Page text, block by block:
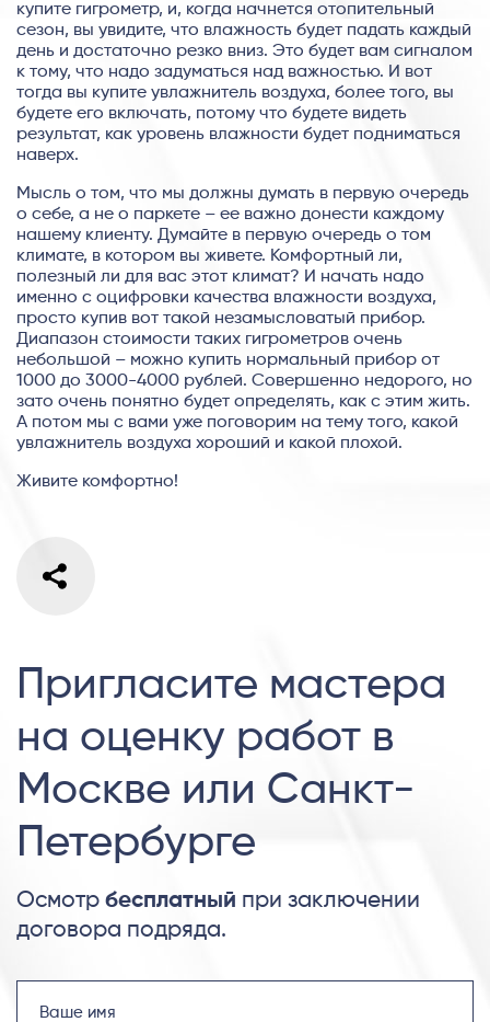
купите гигрометр, и, когда начнется отопительный
сезон, вы увидите, что влажность будет падать каждый
день и достаточно резко вниз. Это будет вам сигналом
к тому, что надо задуматься над важностью. И вот
тогда вы купите увлажнитель воздуха, более того, вы
будете его включать, потому что будете видеть
результат, как уровень влажности будет подниматься
наверх.
Мысль о том, что мы должны думать в первую очередь
о себе, а не о паркете – ее важно донести каждому
нашему клиенту. Думайте в первую очередь о том
климате, в котором вы живете. Комфортный ли,
полезный ли для вас этот климат? И начать надо
именно с оцифровки качества влажности воздуха,
просто купив вот такой незамысловатый прибор.
Диапазон стоимости таких гигрометров очень
небольшой – можно купить нормальный прибор от
1000 до 3000-4000 рублей. Совершенно недорого, но
зато очень понятно будет определять, как с этим жить.
А потом мы с вами уже поговорим на тему того, какой
увлажнитель воздуха хороший и какой плохой.
Живите комфортно!
Пригласите мастера
на оценку работ в
Москве или Санкт-
Петербурге
Осмотр бесплатный при заключении
договора подряда.